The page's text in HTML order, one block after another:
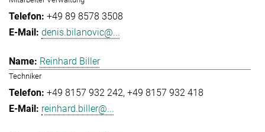
+49 89 8578 3508
denis.bilanovic@...
Reinhard Biller
Techniker
+49 8157 932 242 +49 8157 932 418
reinhard.biller@...